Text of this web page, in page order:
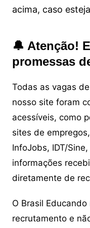
acima, caso
🔔 Atenção!
promessas
Todas as vagas
nosso site foram
acessíveis, como
sites de
InfoJobs, IDT/
informações
diretamente de
O Brasil
recrutamento e